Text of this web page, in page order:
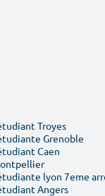
Troyes
Grenoble
Caen
lyon 7eme
Angers